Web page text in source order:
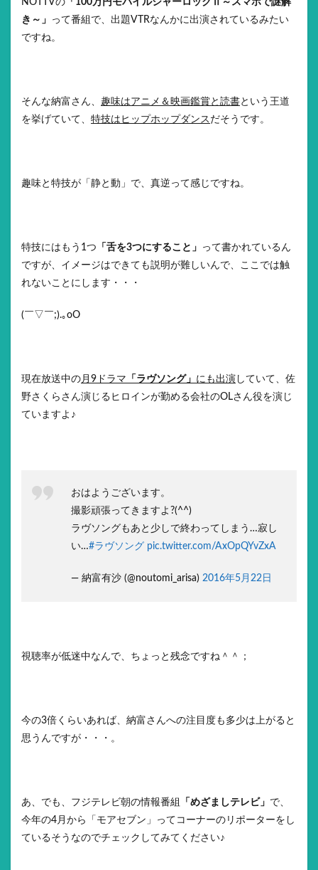
NOTTVの 「100万円モバイルシャーロックⅡ～スマホで謎解
き～」
って番組で、出題VTRなんかに出演されているみたい
ですね。
そんな納富さん、 趣味はアニメ＆映画鑑賞と読書という王道
を挙げていて、 特技はヒップホップダンス だそうです。
趣味と特技が「静と動」で、真逆って感じですね。
特技にはもう1つ 「舌を3つにすること」
って書かれているん
ですが、イメージはできても説明が難しいんで、ここでは触
れないことにします・・・
(￣▽￣;).｡oO
現在放送中の月9ドラマ 「ラヴソング」 にも出演 していて、佐
野さくらさん演じるヒロインが勤める会社のOLさん役を演じ
ていますよ♪
おはようございます。
撮影頑張ってきますよ?(^^)
ラヴソングもあと少しで終わってしまう…寂し
い…#ラヴソング pic.twitter.com/AxOpQYvZxA
— 納富有沙 (@noutomi_arisa) 2016年5月22日
視聴率が低迷中なんで、ちょっと残念ですね＾＾；
今の3倍くらいあれば、納富さんへの注目度も多少は上がると
思うんですが・・・。
あ、でも、フジテレビ朝の情報番組 「めざましテレビ」 で、
今年の4月から「モアセブン」ってコーナーのリポーターをし
ているそうなのでチェックしてみてください♪